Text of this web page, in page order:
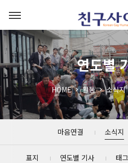
연도별
HOME 활동 소식지
마음연결 소식지
표지 연도별 기사 태